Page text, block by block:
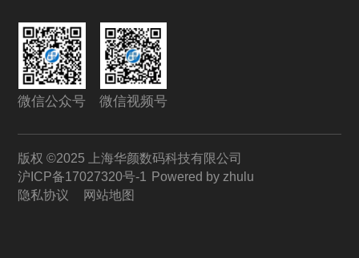
微信公众号 微信视频号
版权 ©2025 上海华颜数码科技有限公司
沪ICP备17027320号-1
Powered by zhulu
隐私协议
网站地图